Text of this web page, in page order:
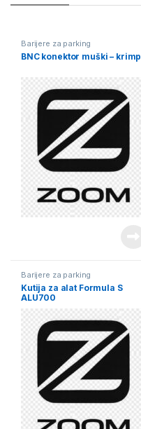
Barijere za parking
BNC konektor muški – krimp
Barijere za parking
Kutija za alat Formula S
ALU700